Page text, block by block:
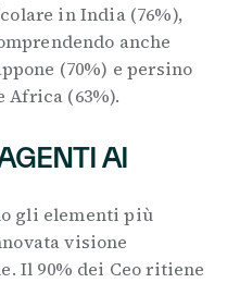
in India (76%),
anche
(70%) e persino
Africa (63%).
AI
gli elementi più
visione
Il 90% dei Ceo ritiene